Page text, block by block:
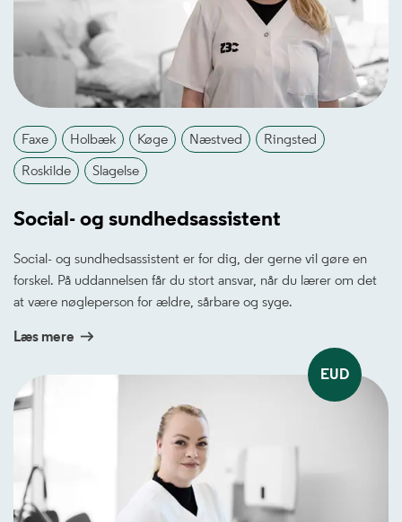
Faxe Holbæk Køge Næstved
Ringsted
Roskilde
Slagelse
Social- og sundhedsassistent
Social- og sundhedsassistent er for dig, der gerne vil gøre en
forskel. På uddannelsen får du stort ansvar, når du lærer om det
at være nøgleperson for ældre, sårbare og syge.
Læs mere
EUD